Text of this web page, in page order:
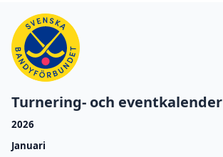
Turnering- och eventkalender
2026
Januari